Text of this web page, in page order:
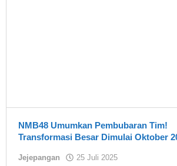
NMB48 Umumkan Pembubaran Tim!
Transformasi Besar Dimulai Oktober
Jejepangan 25 Juli 2025